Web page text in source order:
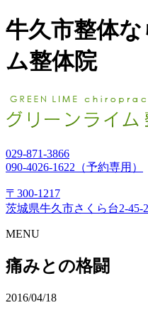
牛久市整体
ム整体院
029-871-3866
090-4026-1622（予約専用）
〒300-1217
茨城県牛久市さくら台2-45-2
MENU
痛みとの格闘
2016/04/18